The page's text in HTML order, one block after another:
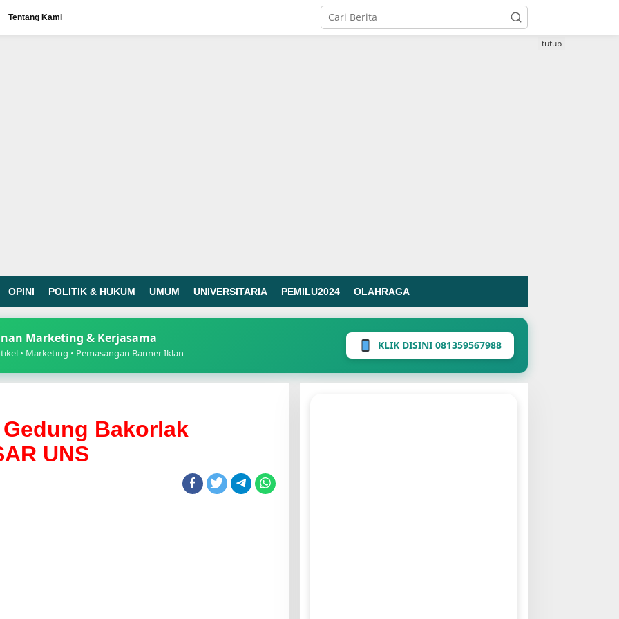
Tentang Kami
OPINI POLITIK & HUKUM UMUM UNIVERSITARIA PEMILU2024 OLAHRAGA
tutup
Marketing & Kerjasama
• Marketing • Pemasangan Banner Iklan
KLIK DISINI 081359567988
Bakorlak
UNS